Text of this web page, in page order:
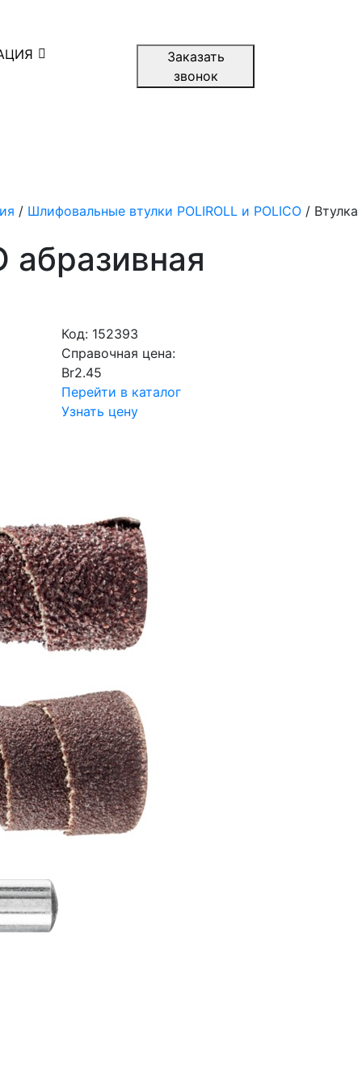
Заказать
звонок
/ Шлифовальные втулки POLIROLL и POLICO / Втулка
абразивная
Код: 152393
Справочная цена:
Br2.45
Перейти в каталог
Узнать цену